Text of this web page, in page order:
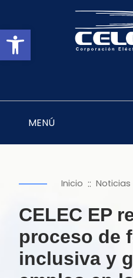
Abrir barra
MENÚ
Inicio :: Noticias
CELEC EP
proceso de
inclusiva y